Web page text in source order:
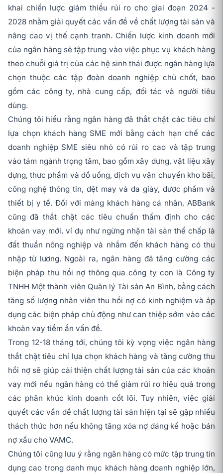
khai chiến lược giảm thiểu rủi ro cho giai đoạn 2024 -
2028 nhằm giải quyết các vấn đề về chất lượng tài sản và
nâng cao vị thế cạnh tranh. Chiến lược kinh doanh mới
của ngân hàng sẽ tập trung vào việc phục vụ khách hàng
theo chuỗi giá trị của các hệ sinh thái được ngân hàng lựa
chọn thuộc các tập đoàn doanh nghiệp chủ chốt, bao
gồm các công ty, nhà cung cấp, đối tác và người tiêu
dùng.
Chúng tôi hiểu rằng ngân hàng đã thắt chặt các tiêu chí
lựa chọn khách hàng SME mới bằng cách hạn chế các
doanh nghiệp SME siêu nhỏ có rủi ro cao và tập trung
vào tám ngành trọng tâm, bao gồm xây dựng, vật liệu xây
dựng, thực phẩm và đồ uống, dịch vụ vận chuyển kho bãi,
công nghệ thông tin, dệt may và da giày, dược phẩm và
thiết bị y tế. Đối với mảng khách hàng cá nhân, ABBank
cũng đã thắt chặt các tiêu chuẩn thẩm định cho các
khoản vay mới, ví dụ như ngừng nhận tài sản thế chấp là
đất thuần nông nghiệp và nhắm đến khách hàng có thu
nhập từ lương. Ngoài ra, ngân hàng đã tăng cường các
biện pháp thu hồi nợ thông qua công ty con là Công ty
TNHH Một thành viên Quản lý Tài sản An Bình, bằng cách
tăng số lượng nhân viên thu hồi nợ có kinh nghiệm và áp
dụng các biện pháp chủ động như can thiệp sớm vào các
khoản vay tiềm ẩn vấn đề.
Trong 12-18 tháng tới, chúng tôi kỳ vọng việc ngân hàng
thắt chặt tiêu chí lựa chọn khách hàng và tăng cường thu
hồi nợ sẽ giúp cải thiện chất lượng tài sản của các khoản
vay mới nếu ngân hàng có thể giảm rủi ro hiệu quả trong
các phân khúc kinh doanh cốt lõi. Tuy nhiên, việc giải
quyết các vấn đề chất lượng tài sản hiện tại sẽ gặp nhiều
thách thức hơn nếu không tăng xóa nợ đáng kể hoặc bán
nợ xấu cho VAMC.
Chúng tôi cũng lưu ý rằng ngân hàng có mức tập trung tín
dụng cao trong danh mục khách hàng doanh nghiệp lớn,